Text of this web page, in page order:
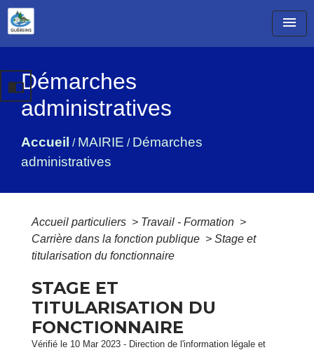
menu
Démarches
administratives
Accueil / MAIRIE / Démarches
administratives
import_contacts
Accueil particuliers > Travail - Formation >
Carrière dans la fonction publique > Stage et
titularisation du fonctionnaire
STAGE ET
TITULARISATION DU
FONCTIONNAIRE
Vérifié le 10 Mar 2023 - Direction de l'information légale et